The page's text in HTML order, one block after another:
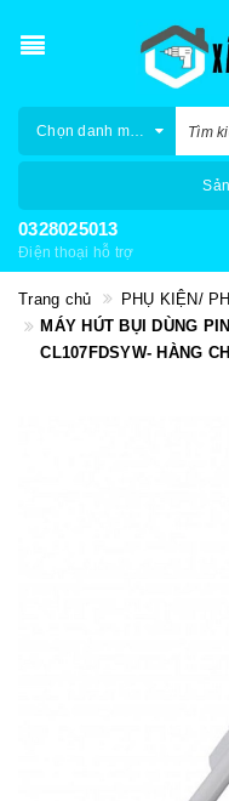
Chọn danh mục
0328025013
Điện thoại hỗ trợ
Trang chủ
PHỤ KIỆN/
MÁY HÚT BỤI DÙNG
CL107FDSYW- HÀNG